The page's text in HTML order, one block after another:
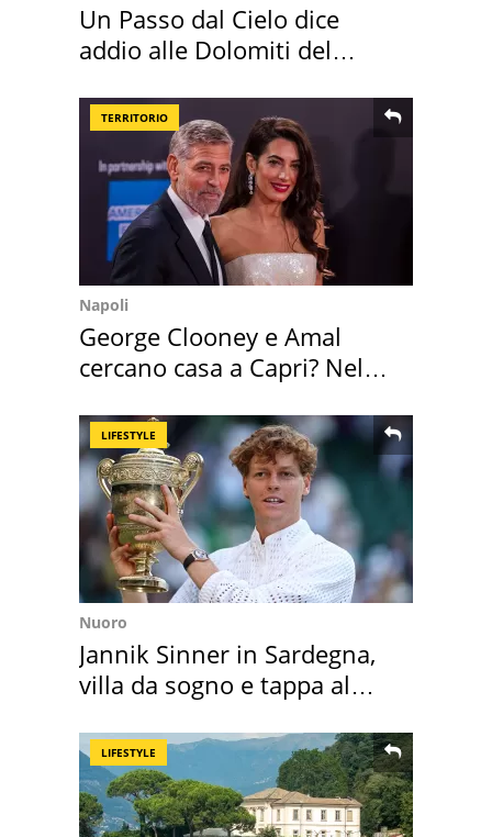
Un Passo dal Cielo dice
addio alle Dolomiti del
TERRITORIO
Napoli
George Clooney e Amal
cercano casa a Capri? Nel
LIFESTYLE
Nuoro
Jannik Sinner in Sardegna,
villa da sogno e tappa al
LIFESTYLE